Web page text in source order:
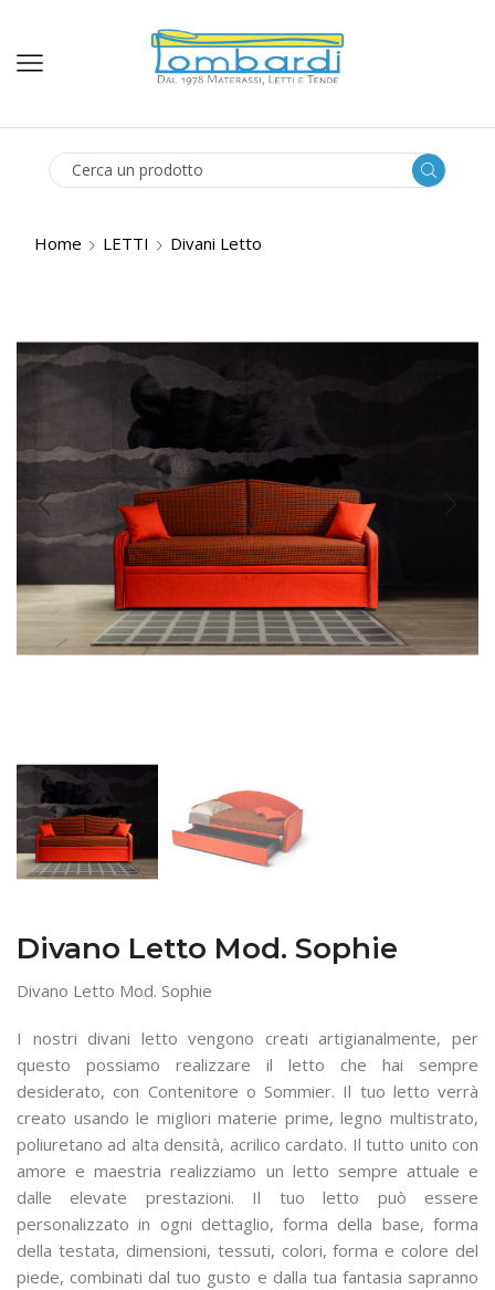
Home LETTI Divani Letto
Divano Letto Mod. Sophie
Divano Letto Mod. Sophie
I nostri divani letto vengono creati artigianalmente, per
questo possiamo realizzare il letto che hai sempre
desiderato, con Contenitore o Sommier. Il tuo letto verrà
creato usando le migliori materie prime, legno multistrato,
poliuretano ad alta densità, acrilico cardato. Il tutto unito con
amore e maestria realizziamo un letto sempre attuale e
dalle elevate prestazioni. Il tuo letto può essere
personalizzato in ogni dettaglio, forma della base, forma
della testata, dimensioni, tessuti, colori, forma e colore del
piede, combinati dal tuo gusto e dalla tua fantasia sapranno